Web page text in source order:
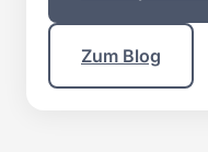
Zum Blog